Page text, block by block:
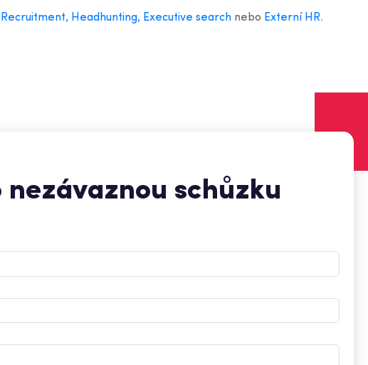
Recruitment, Headhunting, Executive search nebo Externí HR.
nezávaznou schůzku